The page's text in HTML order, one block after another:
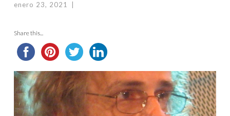
enero 23, 2021
Share this...